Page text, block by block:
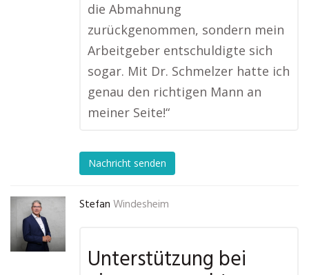
die Abmahnung
zurückgenommen, sondern mein
Arbeitgeber entschuldigte sich
sogar. Mit Dr. Schmelzer hatte ich
genau den richtigen Mann an
meiner Seite!“
Nachricht senden
Stefan Windesheim
Unterstützung bei